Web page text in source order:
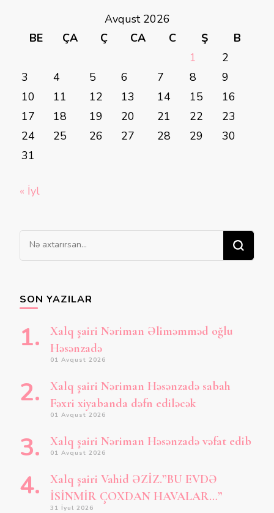
Avqust 2026
BE
ÇA Ç CA C Ş
B
1
2
3
4 5 6 7 8
9
10
11 12 13 14 15
16
17
18 19 20 21 22
23
24
25 26 27 28 29
30
31
« İyl
Bir
şey
SON YAZILAR
Xalq şairi Nəriman Əliməmməd oğlu
Həsənzadə
01 Avqust 2026
Xalq şairi Nəriman Həsənzadə sabah
Fəxri xiyabanda dəfn ediləcək
01 Avqust 2026
Xalq şairi Nəriman Həsənzadə vəfat edib
01 Avqust 2026
Xalq şairi Vahid ƏZİZ.”BU EVDƏ
İSİNMİR ÇOXDAN HAVALAR…”
31 İyul 2026